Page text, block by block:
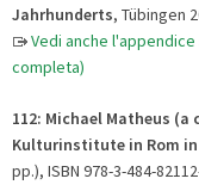
Jahrhunderts, Tübingen
Vedi anche
completa)
112: Michael Matheus (a
Kulturinstitute in Rom
pp.), ISBN 978-3-484-